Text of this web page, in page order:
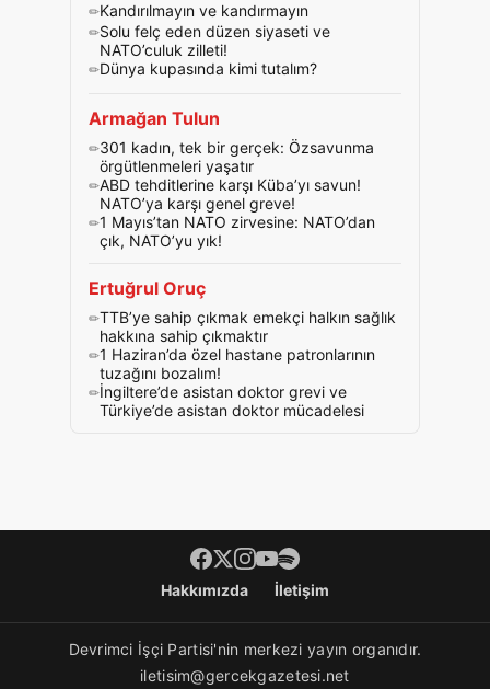
Kandırılmayın ve kandırmayın
Solu felç eden düzen siyaseti ve
NATO’culuk zilleti!
Dünya kupasında kimi tutalım?
Armağan Tulun
301 kadın, tek bir gerçek: Özsavunma
örgütlenmeleri yaşatır
ABD tehditlerine karşı Küba’yı savun!
NATO’ya karşı genel greve!
1 Mayıs’tan NATO zirvesine: NATO’dan
çık, NATO’yu yık!
Ertuğrul Oruç
TTB’ye sahip çıkmak emekçi halkın sağlık
hakkına sahip çıkmaktır
1 Haziran’da özel hastane patronlarının
tuzağını bozalım!
İngiltere’de asistan doktor grevi ve
Türkiye’de asistan doktor mücadelesi
Footer menüHakkımızda İletişim
Devrimci İşçi Partisi'nin merkezi yayın organıdır.
iletisim@gercekgazetesi.net